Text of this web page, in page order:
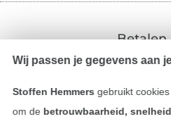
Betalen
Wij passen je gegevens aan
Stoffen Hemmers gebruikt
om de betrouwbaarheid,